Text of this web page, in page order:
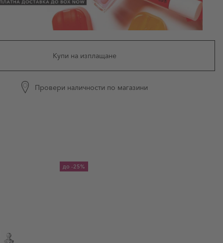
Купи на изплащане
Провери наличности по магазини
до -25%